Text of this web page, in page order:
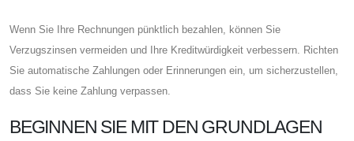
Wenn Sie Ihre Rechnungen pünktlich bezahlen, können Sie
Verzugszinsen vermeiden und Ihre Kreditwürdigkeit verbessern. Richten
Sie automatische Zahlungen oder Erinnerungen ein, um sicherzustellen,
dass Sie keine Zahlung verpassen.
BEGINNEN SIE MIT DEN GRUNDLAGEN